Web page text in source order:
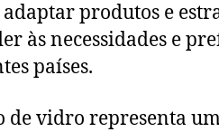
produtos e
às necessidades e
países.
de vidro representa